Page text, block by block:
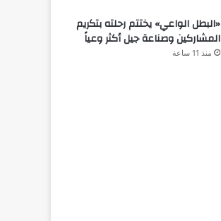
«البطل الواعي» يختتم رحلته بتكريم
المشاركين وصناعة جيل أكثر وعياً
منذ 11 ساعة